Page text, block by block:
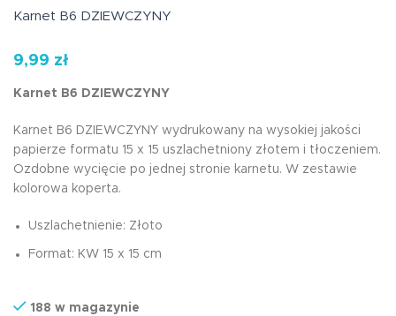
Karnet B6 DZIEWCZYNY
9,99 zł
Karnet B6 DZIEWCZYNY
Karnet B6 DZIEWCZYNY wydrukowany na wysokiej jakości
papierze formatu 15 x 15 uszlachetniony złotem i tłoczeniem.
Ozdobne wycięcie po jednej stronie karnetu. W zestawie
kolorowa koperta.
Uszlachetnienie: Złoto
Format: KW 15 x 15 cm
188 w magazynie